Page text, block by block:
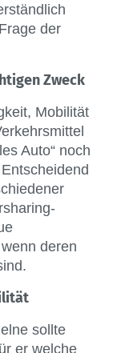
der
Zweck
Mobilität
Auto“ noch
deren
sollte
er welche